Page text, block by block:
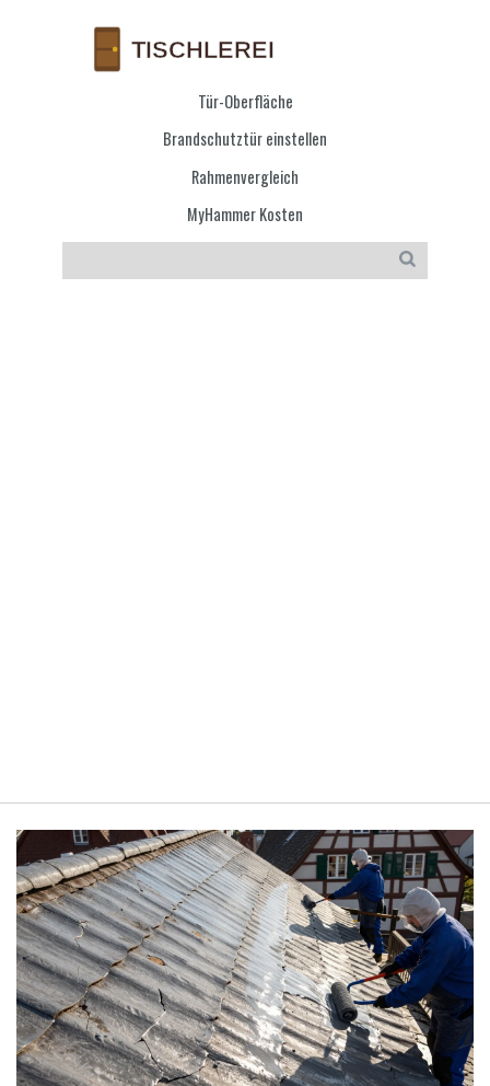
Tür-Oberfläche
Brandschutztür einstellen
Rahmenvergleich
MyHammer Kosten